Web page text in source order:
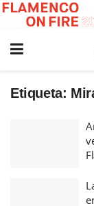
Etiqueta: